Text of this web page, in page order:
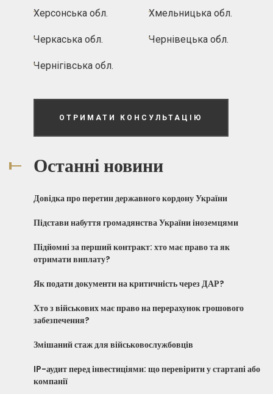
Херсонська обл. Хмельницька обл.
Черкаська обл. Чернівецька обл.
Чернігівська обл.
ОТРИМАТИ КОНСУЛЬТАЦІЮ
Останні новини
Довідка про перетин державного кордону України
Підстави набуття громадянства України іноземцями
Підйомні за перший контракт: хто має право та як
отримати виплату?
Як подати документи на критичність через ДАР?
Хто з військових має право на перерахунок грошового
забезпечення?
Змішаний стаж для військовослужбовців
IP-аудит перед інвестиціями: що перевірити у стартапі або
компанії